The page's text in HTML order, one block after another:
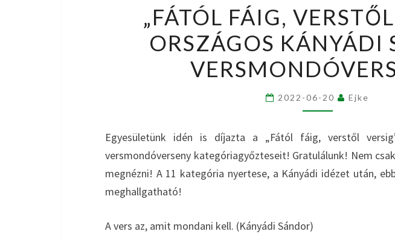
FÁIG,
VERSTŐL
VERSIG”
ORSZÁGOS
KÁNYÁDI
SÁNDOR
„FÁTÓL FÁIG,
ORSZÁGOS KÁNYÁDI
2022-06-20 Ejke
Egyesületünk idén is díjazta a „Fától fáig, verstől
versmondóverseny kategóriagyőzteseit! Gratulálunk! Nem
megnézni! A 11 kategória nyertese, a Kányádi idézet után,
meghallgatható!
A vers az, amit mondani kell. (Kányádi Sándor)